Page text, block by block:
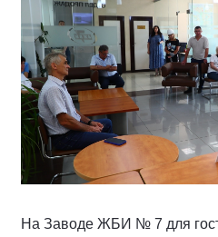
На Заводе ЖБИ № 7 для